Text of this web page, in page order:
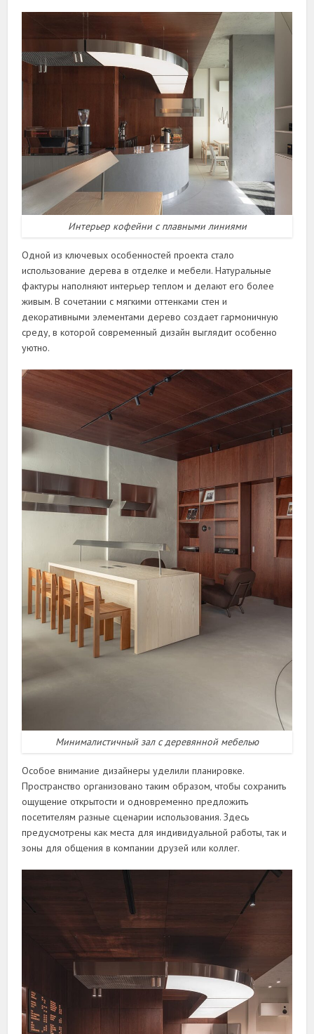
Интерьер кофейни с плавными линиями
Одной из ключевых особенностей проекта стало
использование дерева в отделке и мебели. Натуральные
фактуры наполняют интерьер теплом и делают его более
живым. В сочетании с мягкими оттенками стен и
декоративными элементами дерево создает гармоничную
среду, в которой современный дизайн выглядит особенно
уютно.
Минималистичный зал с деревянной мебелью
Особое внимание дизайнеры уделили планировке.
Пространство организовано таким образом, чтобы сохранить
ощущение открытости и одновременно предложить
посетителям разные сценарии использования. Здесь
предусмотрены как места для индивидуальной работы, так и
зоны для общения в компании друзей или коллег.